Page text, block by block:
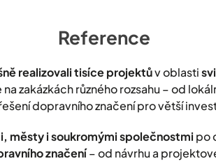
Reference
realizovali tisíce projektův oblasti
zakázkách různého rozsahu – od
dopravního značení pro větší
městy i soukromými společnostmi po
značení– od návrhu a